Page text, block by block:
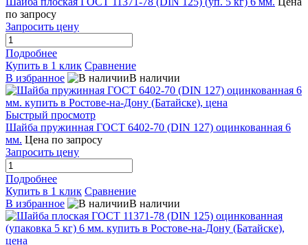
по запросу
Запросить цену
Подробнее
Купить в 1 клик Сравнение
В избранное
В наличии
Быстрый просмотр
Шайба пружинная ГОСТ 6402-70 (DIN 127) оцинкованная 6
мм. Цена по запросу
Запросить цену
Подробнее
Купить в 1 клик Сравнение
В избранное
В наличии